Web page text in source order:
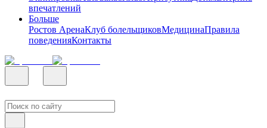
впечатлений
Больше
Ростов АренаКлуб болельщиковМедицинаПравила
поведенияКонтакты